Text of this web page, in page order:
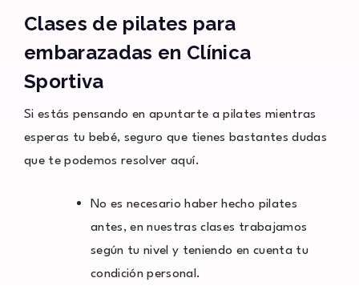
Clases de pilates para
embarazadas en Clínica
Sportiva
Si estás pensando en apuntarte a pilates mientras
esperas tu bebé, seguro que tienes bastantes dudas
que te podemos resolver aquí.
No es necesario haber hecho pilates
antes, en nuestras clases trabajamos
según tu nivel y teniendo en cuenta tu
condición personal.